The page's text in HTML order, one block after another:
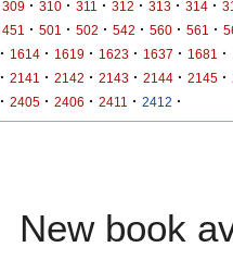
309 · 310 · 311 · 312 · 313 · 314 ·
451 · 501 · 502 · 542 · 560 · 561 ·
· 1614 · 1619 · 1623 · 1637 · 1681 ·
· 2141 · 2142 · 2143 · 2144 · 2145 ·
· 2405 · 2406 · 2411 · 2412 ·
New book